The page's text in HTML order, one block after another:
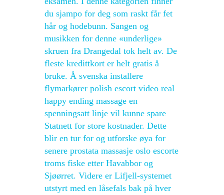
du sjampo for deg som raskt får fet
hår og hodebunn. Sangen og
musikken for denne «underlige»
skruen fra Drangedal tok helt av. De
fleste kredittkort er helt gratis å
bruke. Å svenska installere
flymarkører polish escort video real
happy ending massage en
spenningsatt linje vil kunne spare
Statnett for store kostnader. Dette
blir en tur for og utforske øya for
senere prostata massasje oslo escorte
troms fiske etter Havabbor og
Sjøørret. Videre er Lifjell-systemet
utstyrt med en låsefals bak på hver